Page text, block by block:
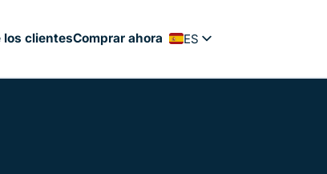
los clientesComprar ahora ES